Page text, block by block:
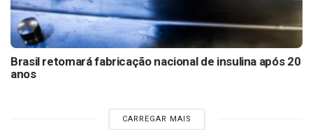
Brasil retomará fabricação nacional de insulina após 20
anos
CARREGAR MAIS